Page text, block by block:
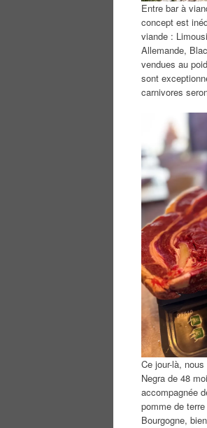
Entre bar à
concept est
viande :
Allemande,
vendues au
sont
carnivores
Ce jour-là,
Negra de 48
accompagnée
pomme de
Bourgogne,